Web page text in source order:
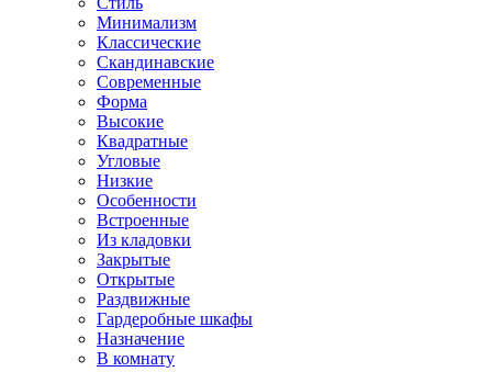
Минимализм
Классические
Скандинавские
Современные
Форма
Высокие
Квадратные
Угловые
Низкие
Особенности
Встроенные
Из кладовки
Закрытые
Открытые
Раздвижные
Гардеробные шкафы
Назначение
В комнату